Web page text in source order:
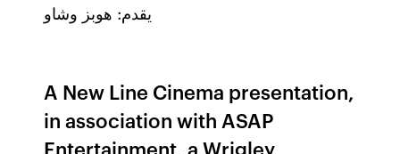
يقدم: هوبز وشاو
A New Line Cinema presentation,
in association with ASAP
Entertainment, a Wrigley